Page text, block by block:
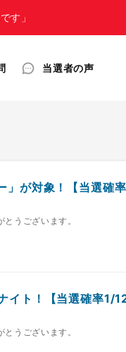
す」
当選者の声
が対象！【当選確
うございます。
イト！【当選確率1/
うございます。